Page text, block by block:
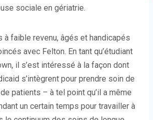
sociale en gériatrie.
à faible revenu, âgés et handicapés
avec Felton. En tant qu’étudiant
il s’est intéressé à la façon dont
s’intègrent pour prendre soin de
patients – à tel point qu’il a même
un certain temps pour travailler à